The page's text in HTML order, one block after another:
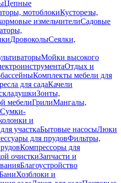
Цепные
мотоблокиКусторезы,
измельчителиСадовые
ДровоколыСеялки,
Мойки высокого
Отдых и
Комплекты мебели для
для садаКачели
Зонты,
мебелиГрилиМангалы,
Сумки-
и
участкаБытовые насосыЛюки
для прудовФильтры,
Компрессоры для
очисткиЗапчасти и
Благоустройство
Хозблоки и